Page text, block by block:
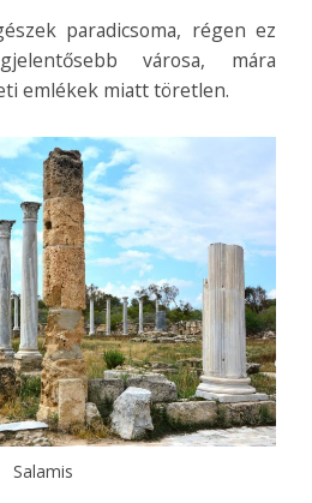
paradicsoma, régen ez
városa, mára
emlékek miatt töretlen.
Salamis